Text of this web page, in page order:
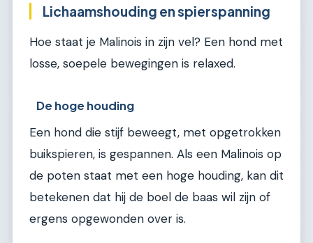
Lichaamshouding en spierspanning
Hoe staat je Malinois in zijn vel? Een hond met
losse, soepele bewegingen is relaxed.
De hoge houding
Een hond die stijf beweegt, met opgetrokken
buikspieren, is gespannen. Als een Malinois op
de poten staat met een hoge houding, kan dit
betekenen dat hij de boel de baas wil zijn of
ergens opgewonden over is.